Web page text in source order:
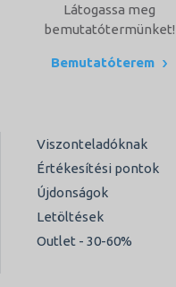
Látogassa meg
bemutatótermünket!
Bemutatóterem
Viszonteladóknak
Értékesítési pontok
Újdonságok
Letöltések
Outlet - 30-60%